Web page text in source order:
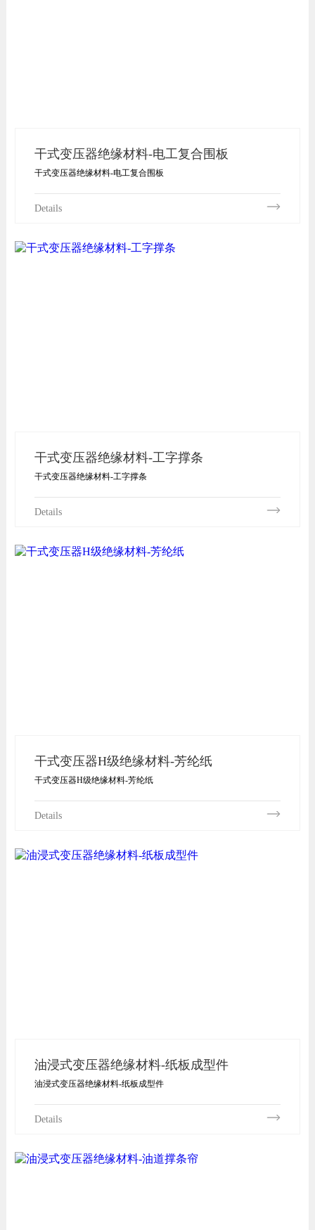
干式变压器绝缘材料-电工复合围板
干式变压器绝缘材料-电工复合围板
Details
干式变压器绝缘材料-工字撑条
干式变压器绝缘材料-工字撑条
Details
干式变压器H级绝缘材料-芳纶纸
干式变压器H级绝缘材料-芳纶纸
Details
油浸式变压器绝缘材料-纸板成型件
油浸式变压器绝缘材料-纸板成型件
Details